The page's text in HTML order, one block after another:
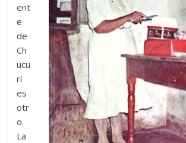
ent
e
de
Ch
ucu
rí
es
otr
o.
La